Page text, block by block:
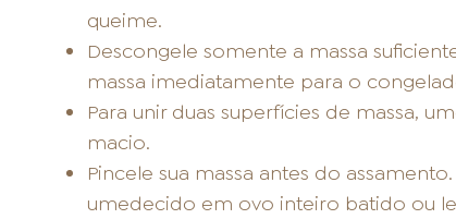
queime.
Descongele somente a massa
massa imediatamente para o
Para unir duas superfícies de massa,
macio.
Pincele sua massa antes do
umedecido em ovo inteiro batido ou